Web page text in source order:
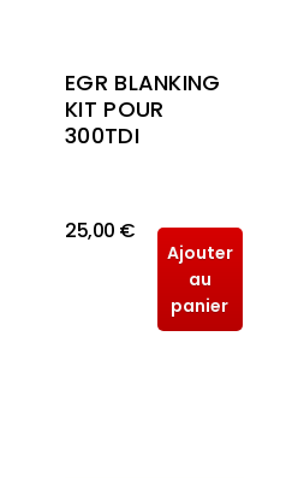
EGR BLANKING
KIT POUR
300TDI
25,00 €
Ajouter
au
panier